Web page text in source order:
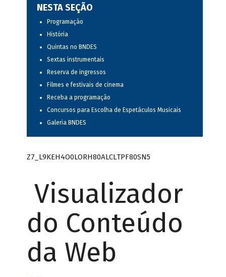
NESTA SEÇÃO
Programação
História
Quintas no BNDES
Sextas instrumentais
Reserva de ingressos
Filmes e festivais de cinema
Receba a programação
Concursos para Escolha de Espetáculos Musicais
Galeria BNDES
Z7_L9KEH4O0LORH80ALCLTPF80SN5
Visualizador
do Conteúdo
da Web